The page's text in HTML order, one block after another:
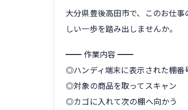
大分県豊後高田市で、このお仕
しい一歩を踏み出しませんか。
━━ 作業内容 ━━
◎ハンディ端末に表示された棚番
◎対象の商品を取ってスキャン
◎カゴに入れて次の棚へ向かう